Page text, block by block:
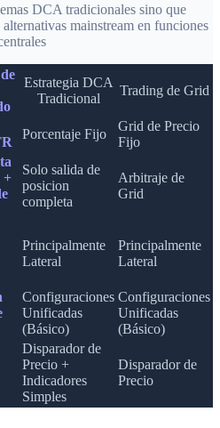
DCA tradicionales sino que
mainstream en funciones
Estrategia DCA
Tradicional
Trading de Grid
Porcentaje Fijo
Grid de Precio
Fijo
+
Solo salida de
posicion
completa
Arbitraje de
Grid
Principalmente
Lateral
Principalmente
Lateral
Configuraciones
Unificadas
(Básico)
Configuraciones
Unificadas
(Básico)
Disparador de
Precio +
Indicadores
Simples
Disparador de
Precio